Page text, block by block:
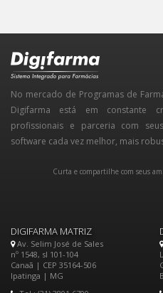
No mercado de Programas de
Digifarma está em constante
profissionais e parceria com
software cada vez melhor, mais
Curta e compartilhe com seus
DIGIFARMA MATRIZ
Av. Selim José de Sales
nº 1548, sl 101-104
Canaã | CEP 35164-506
Ipatinga | MG